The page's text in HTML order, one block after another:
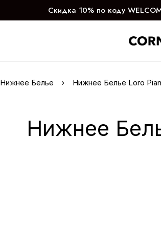
Скидка 10% по коду
Нижнее Белье Нижнее Белье Loro
Нижнее